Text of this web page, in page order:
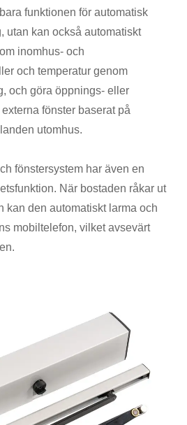
funktionen för automatisk
utan kan också automatiskt
inomhus- och
och temperatur genom
och göra öppnings- eller
fönster baserat på
utomhus.
fönstersystem har även en
När bostaden råkar ut
kan den automatiskt larma och
mobiltelefon, vilket avsevärt